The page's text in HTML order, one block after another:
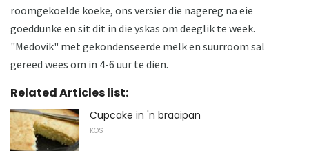
roomgekoelde koeke, ons versier die nagereg na eie
goeddunke en sit dit in die yskas om deeglik te week.
"Medovik" met gekondenseerde melk en suurroom sal
gereed wees om in 4-6 uur te dien.
Related Articles list:
Cupcake in 'n braaipan
KOS